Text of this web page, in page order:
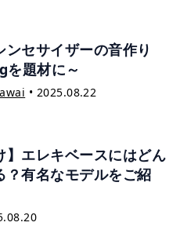
ンセサイザーの音作り
題材に～
• 2025.08.22
】エレキベースにはどん
？有名なモデルをご紹